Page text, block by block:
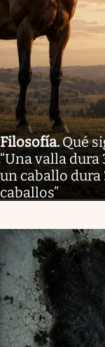
Filosofía.Qué
“Una valla dura
un caballo dura
caballos”